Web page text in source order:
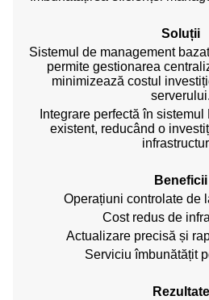
Soluții
Sistemul de management
permite gestionarea
minimizează costul
serverului.
Integrare perfectă în
existent, reducând o
Beneficii
Operațiuni controlate de
Cost redus de
Actualizare precisă și
Serviciu îmbunătățit
Rezultate